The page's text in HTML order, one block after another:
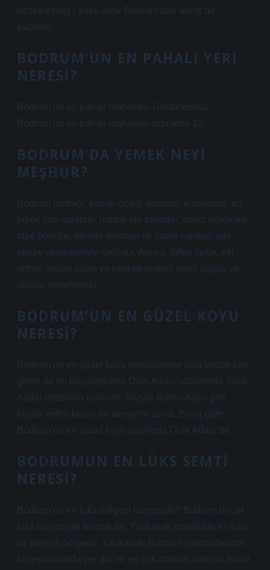
özdeşleşmiş / adını antik Bodrum’dan almış bir
yazardır.
BODRUM’UN EN PAHALI YERI
NERESI?
Bodrum’un en pahalı mahallesi Göktürkbükü.
Bodrum’un en pahalı mahallesi ortalama 10.
BODRUM’DA YEMEK NEYI
MEŞHUR?
Bodrum mutfağı, kabak çiçeği dolması, közlenmiş acı
biber, turp salatası, hardal otu salatası, deniz börülcesi,
taze börülce, kenker dolması ve hatmi salatası gibi
sebze yemekleriyle ünlüdür. Ayrıca, biftek tartar, etli
nohut, lokum pilavı ve keşkek önemli yerel düğün ve
sosyal yemeklerdir.
BODRUM’UN EN GÜZEL KOYU
NERESI?
Bodrum’un en güzel koyu denildiğinde akla birçok koy
gelse de en büyüleyicileri Orak Adası’ndakilerdir. Orak
Adası rotasında bulunan Tavşan Burnu Koyu gibi
koylar nefes kesici bir deneyim sunar. Buna göre
Bodrum’un en güzel koyu şüphesiz Orak Adası’dır.
BODRUMUN EN LÜKS SEMTI
NERESI?
Bodrum’un en lüks bölgesi hangisidir? Bodrum birçok
lüks bölgesiyle bilinse de, Yalıkavak genellikle en lüks
ve prestijli bölgedir. Yalıkavak, Bodrum yarımadasının
kuzeybatısında yer alır ve en çok marina alanıyla bilinir.